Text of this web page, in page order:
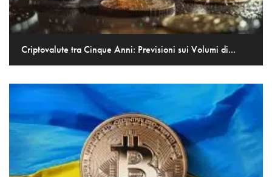
Criptovalute tra Cinque Anni: Previsioni sui Volumi di...